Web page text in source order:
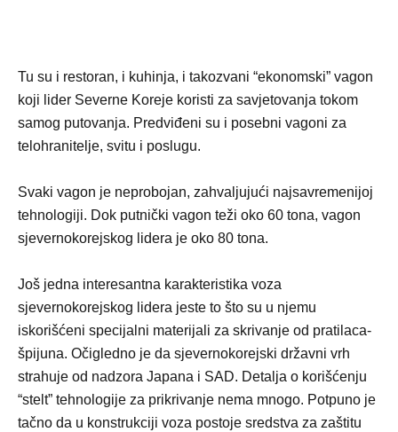
Tu su i restoran, i kuhinja, i takozvani “ekonomski” vagon
koji lider Severne Koreje koristi za savjetovanja tokom
samog putovanja. Predviđeni su i posebni vagoni za
telohranitelje, svitu i poslugu.
Svaki vagon je neprobojan, zahvaljujući najsavremenijoj
tehnologiji. Dok putnički vagon teži oko 60 tona, vagon
sjevernokorejskog lidera je oko 80 tona.
Još jedna interesantna karakteristika voza
sjevernokorejskog lidera jeste to što su u njemu
iskorišćeni specijalni materijali za skrivanje od pratilaca-
špijuna. Očigledno je da sjevernokorejski državni vrh
strahuje od nadzora Japana i SAD. Detalja o korišćenju
“stelt” tehnologije za prikrivanje nema mnogo. Potpuno je
tačno da u konstrukciji voza postoje sredstva za zaštitu